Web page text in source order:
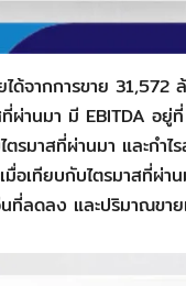
ด้จากการขาย
ผ่านมา มี EBITDA อ
รมาสที่ผ่านมา และกำ
เทียบกับไตรมาสที่ผ่า
ลดลง และปริมาณขาย